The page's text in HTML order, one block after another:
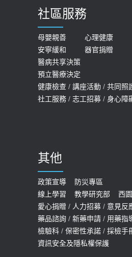
2026-05-21
女性必看國健署公費懶
查完全免費 沒做虧大了
2026-05-14
膝蓋退化有9大部位 骨
一定得換人工關節
2019-10-08
20歲迪士尼男星因癲癇
孩最好發、醫師點出8大
2019-07-09
預約
2022-01-07
114年【公費流感及新冠
預約
2025-09-30
社區服務
母嬰親善
心理健康
安寧緩和
器官捐贈
醫病共享決策
預立醫療決定
健康檢查 / 講座活動 / 共同照
社工服務 / 志工招募 / 身心障
其他
政策宣導
防災專區
線上學習
教學研究部
西
愛心捐贈 / 人力招募 / 意見反
藥品諮詢 / 新藥申請 / 用藥指
檢驗科 / 保密性承諾 / 採檢手
資訊安全及隱私權保護